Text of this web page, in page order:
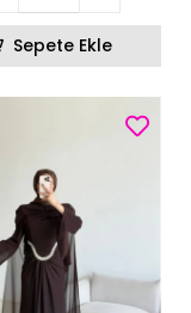
Sepete Ekle